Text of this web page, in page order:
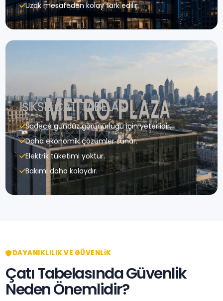
Uzak mesafeden kolay fark edilir.
IŞIKSIZ ÇATI TABELASI
Sadece gündüz görünürlüğü için yeterlidir.
Daha ekonomik çözümler sunar.
Elektrik tüketimi yoktur.
Bakımı daha kolaydır.
DAYANIKLILIK VE GÜVENLIK
Çatı Tabelasında Güvenlik
Neden Önemlidir?